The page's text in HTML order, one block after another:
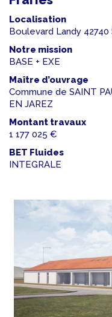
Localisation
Boulevard Landy 42740
Notre mission
BASE + EXE
Maître d’ouvrage
Commune de SAINT
EN JAREZ
Montant travaux
1 177 025 €
BET Fluides
INTEGRALE